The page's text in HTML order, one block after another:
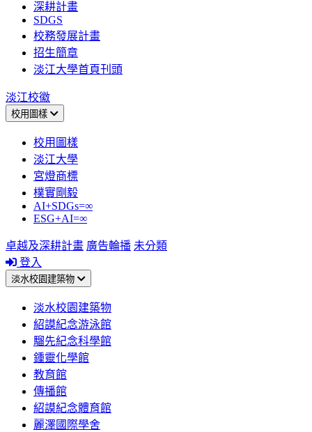
深耕計畫
SDGS
校務發展計畫
招生簡章
淡江大學首頁刊頭
淡江校徽
校用圖樣
校用圖樣
淡江大學
宮燈商標
樸實剛毅
AI+SDGs=∞
ESG+AI=∞
卓越及深耕計畫 廣告輪播 未分類
登入
淡水校園建築物
淡水校園建築物
紹謨紀念游泳館
騮先紀念科學館
鍾靈化學館
教育館
傳播館
紹謨紀念體育館
麗澤國際學舍